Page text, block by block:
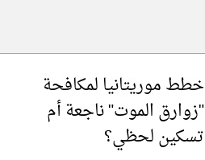
خطط موريتانيا لمكافحة
"زوارق الموت" ناجعة أم
تسكين لحظي؟